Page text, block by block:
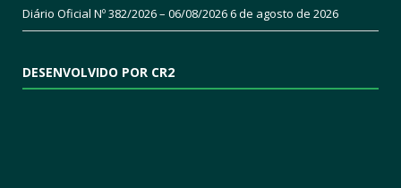
Diário Oficial Nº 382/2026 – 06/08/20266 de agosto de 2026
DESENVOLVIDO POR CR2